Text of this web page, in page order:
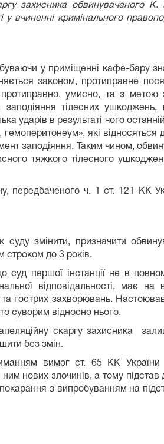
захисника обвинуваченого К.
у вчиненні кримінального
у приміщенні кафе-бару
законом, протиправне
умисно, та з метою
тілесних ушкоджень,
ударів в результаті чого
які відносяться
заподіяння. Таким чином,
тяжкого тілесного
передбаченого ч. 1 ст. 121 КК
змінити, призначити
строком до 3 років.
першої інстанції не в
відповідальності, має на
гострих захворювань.
суворим відносно нього.
скаргу захисника
без змін.
вимог ст. 65 КК
нових злочинів, а тому підстав
з випробуванням на